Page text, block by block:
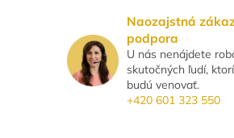
Naozajstná
podpora
U nás nenájdete
skutočných ľudí,
budú venovať.
+420 601 323 550